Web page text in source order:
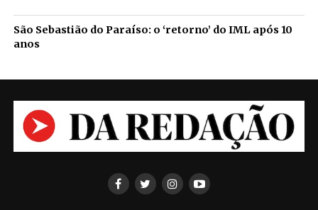
São Sebastião do Paraíso: o ‘retorno’ do IML após 10
anos